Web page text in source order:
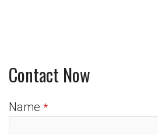
Contact Now
Name *